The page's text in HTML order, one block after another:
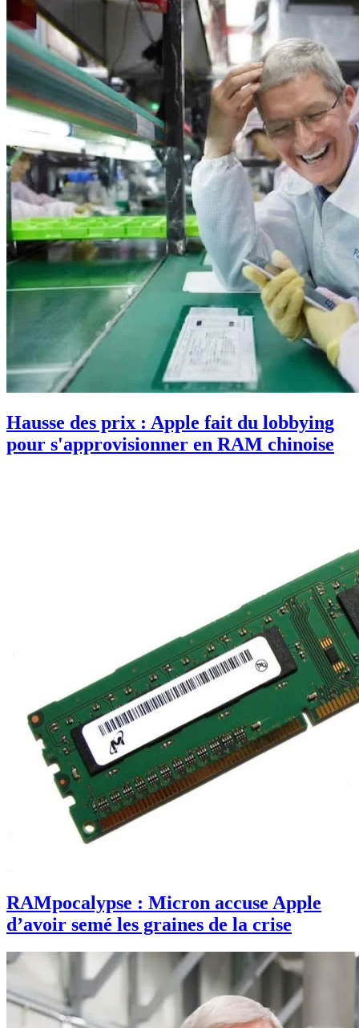
Hausse des prix : Apple fait du lobbying
pour s'approvisionner en RAM chinoise
RAMpocalypse : Micron accuse Apple
d’avoir semé les graines de la crise